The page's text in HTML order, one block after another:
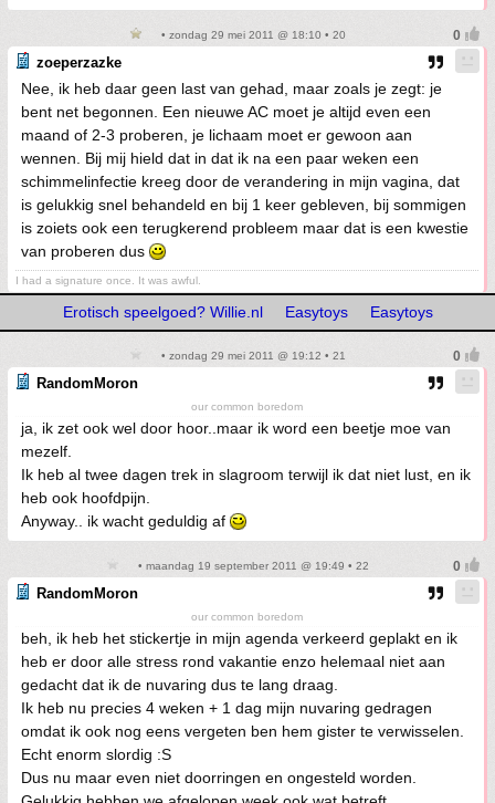
• zondag 29 mei 2011 @ 18:10 • 20
zoeperzazke
Nee, ik heb daar geen last van gehad, maar zoals je zegt: je
bent net begonnen. Een nieuwe AC moet je altijd even een
maand of 2-3 proberen, je lichaam moet er gewoon aan
wennen. Bij mij hield dat in dat ik na een paar weken een
schimmelinfectie kreeg door de verandering in mijn vagina, dat
is gelukkig snel behandeld en bij 1 keer gebleven, bij sommigen
is zoiets ook een terugkerend probleem maar dat is een kwestie
van proberen dus
I had a signature once. It was awful.
Erotisch speelgoed? Willie.nl Easytoys Easytoys
• zondag 29 mei 2011 @ 19:12 • 21
RandomMoron
our common boredom
ja, ik zet ook wel door hoor..maar ik word een beetje moe van
mezelf.
Ik heb al twee dagen trek in slagroom terwijl ik dat niet lust, en ik
heb ook hoofdpijn.
Anyway.. ik wacht geduldig af
• maandag 19 september 2011 @ 19:49 • 22
RandomMoron
our common boredom
beh, ik heb het stickertje in mijn agenda verkeerd geplakt en ik
heb er door alle stress rond vakantie enzo helemaal niet aan
gedacht dat ik de nuvaring dus te lang draag.
Ik heb nu precies 4 weken + 1 dag mijn nuvaring gedragen
omdat ik ook nog eens vergeten ben hem gister te verwisselen.
Echt enorm slordig :S
Dus nu maar even niet doorringen en ongesteld worden.